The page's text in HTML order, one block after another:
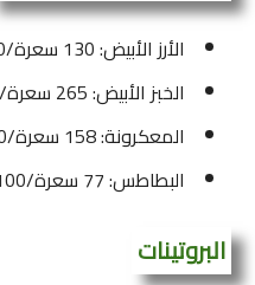
الأرز الأبيض: 130 سعرة/100 جرام
الخبز الأبيض: 265 سعرة/100 جرام
المعكرونة: 158 سعرة/100 جرام
البطاطس: 77 سعرة/100 جرام
البروتينات